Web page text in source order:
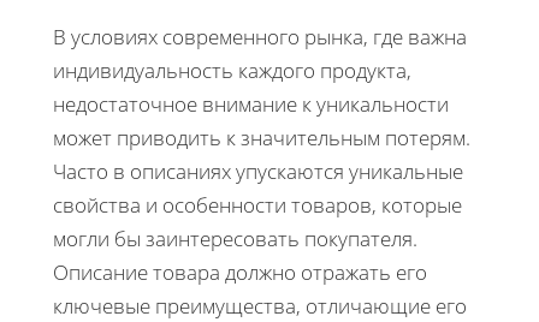
В условиях современного рынка, где важна
индивидуальность каждого продукта,
недостаточное внимание к уникальности
может приводить к значительным потерям.
Часто в описаниях упускаются уникальные
свойства и особенности товаров, которые
могли бы заинтересовать покупателя.
Описание товара должно отражать его
ключевые преимущества, отличающие его